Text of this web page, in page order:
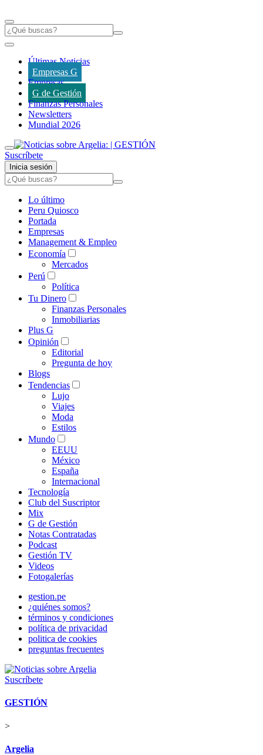
Últimas Noticias
Empresas G
Empresas
G de Gestión
Finanzas Personales
Newsletters
Mundial 2026
Suscríbete
Inicia sesión
Lo último
Peru Quiosco
Portada
Empresas
Management & Empleo
Economía
Mercados
Perú
Política
Tu Dinero
Finanzas Personales
Inmobiliarias
Plus G
Opinión
Editorial
Pregunta de hoy
Blogs
Tendencias
Lujo
Viajes
Moda
Estilos
Mundo
EEUU
México
España
Internacional
Tecnología
Club del Suscriptor
Mix
G de Gestión
Notas Contratadas
Podcast
Gestión TV
Videos
Fotogalerías
gestion.pe
¿quiénes somos?
términos y condiciones
política de privacidad
politica de cookies
preguntas frecuentes
Suscríbete
GESTIÓN
>
Argelia